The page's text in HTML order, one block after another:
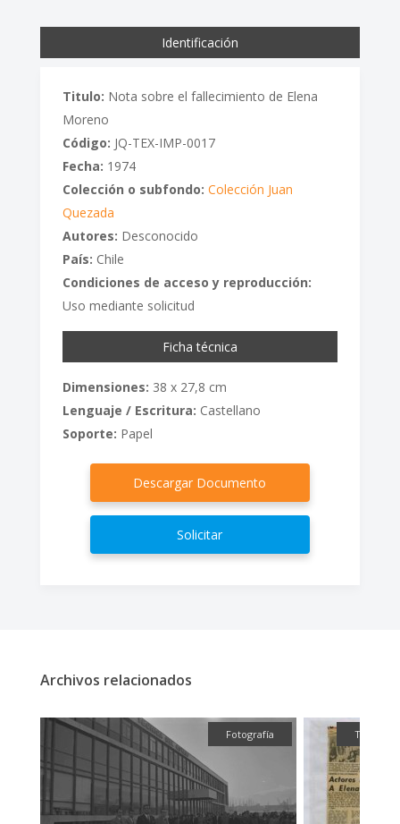
Identificación
Titulo: Nota sobre el fallecimiento de Elena
Moreno
Código: JQ-TEX-IMP-0017
Fecha: 1974
Colección o subfondo: Colección Juan
Quezada
Autores: Desconocido
País: Chile
Condiciones de acceso y reproducción:
Uso mediante solicitud
Ficha técnica
Dimensiones: 38 x 27,8 cm
Lenguaje / Escritura: Castellano
Soporte: Papel
Descargar Documento
Solicitar
Archivos relacionados
Textual Fotografía